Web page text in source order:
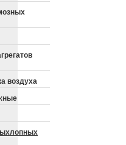
воздуха